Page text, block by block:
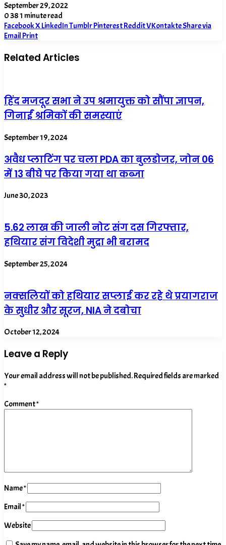
September 29, 2022
0381 minute read
FacebookXLinkedInTumblrPinterestRedditVKontakteShare via
Email Print
Related Articles
हिंद मजदूर सभा ने उप श्रमायुक्त को सौंपा ज्ञापन,
गिनाईं श्रमिकों की समस्याएं
September 19, 2024
अवैध प्लाटिंग पर चला PDA का बुलडोजर, जोन 06
में 13 बीघे पर किया गया था कब्जा
June 30, 2023
5.62 लाख की जाली नोट संग दस गिरफ्तार,
हथियार संग विदेशी मुद्रा भी बरामद
September 25, 2024
नक्सलियों को हथियार सप्लाई कर रहे थे प्रयागराज
के सुधीर और सूरज, NIA ने दबोचा
October 12, 2024
Leave a Reply
Your email address will not be published.Required fields are marked
*
Comment*
Name*
Email*
Website